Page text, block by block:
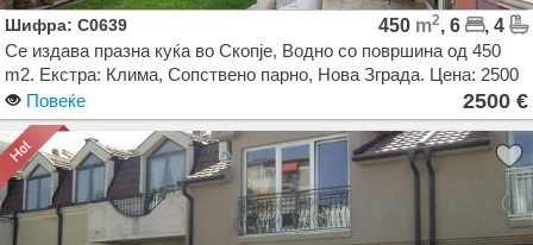
Шифра: C0639 450 m2, 6
, 4
Се издава празна куќа во Скопје, Водно со површина од 450
m2. Екстра: Клима, Сопствено парно, Нова Зграда. Цена: 2500
EURПовеќе 2500 €